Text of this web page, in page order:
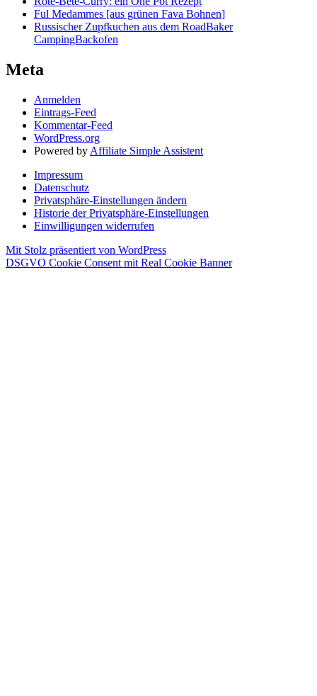
Ful Medammes [aus grünen Fava Bohnen]
Russischer Zupfkuchen aus dem RoadBaker
CampingBackofen
Meta
Anmelden
Eintrags-Feed
Kommentar-Feed
WordPress.org
Powered by Affiliate Simple Assistent
Impressum
Datenschutz
Privatsphäre-Einstellungen ändern
Historie der Privatsphäre-Einstellungen
Einwilligungen widerrufen
Mit Stolz präsentiert von WordPress
DSGVO Cookie Consent mit Real Cookie Banner